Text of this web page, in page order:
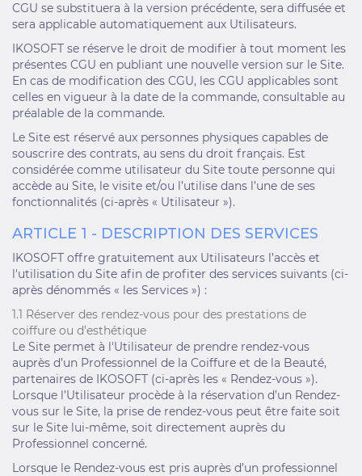
CGU se substituera à la version précédente, sera diffusée et
sera applicable automatiquement aux Utilisateurs.
IKOSOFT se réserve le droit de modifier à tout moment les
présentes CGU en publiant une nouvelle version sur le Site.
En cas de modification des CGU, les CGU applicables sont
celles en vigueur à la date de la commande, consultable au
préalable de la commande.
Le Site est réservé aux personnes physiques capables de
souscrire des contrats, au sens du droit français. Est
considérée comme utilisateur du Site toute personne qui
accède au Site, le visite et/ou l’utilise dans l’une de ses
fonctionnalités (ci-après « Utilisateur »).
ARTICLE 1 - DESCRIPTION DES SERVICES
IKOSOFT offre gratuitement aux Utilisateurs l’accès et
l'utilisation du Site afin de profiter des services suivants (ci-
après dénommés « les Services ») :
1.1 Réserver des rendez-vous pour des prestations de
coiffure ou d’esthétique
Le Site permet à l'Utilisateur de prendre rendez-vous
auprès d’un Professionnel de la Coiffure et de la Beauté,
partenaires de IKOSOFT (ci-après les « Rendez-vous »).
Lorsque l’Utilisateur procède à la réservation d’un Rendez-
vous sur le Site, la prise de rendez-vous peut être faite soit
sur le Site lui-même, soit directement auprès du
Professionnel concerné.
Lorsque le Rendez-vous est pris auprès d’un professionnel